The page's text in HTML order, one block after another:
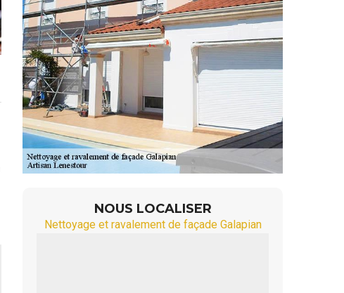
NOUS LOCALISER
Nettoyage et ravalement de façade Galapian